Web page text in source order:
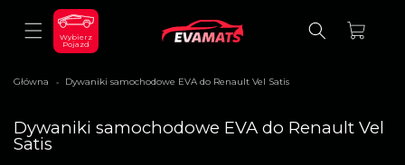
TREŚCI
Wybierz
Pojazd
Koszyk
Główna > Dywaniki samochodowe EVA do Renault Vel Satis
K
o
Dywaniki samochodowe EVA do Renault Vel
Satis